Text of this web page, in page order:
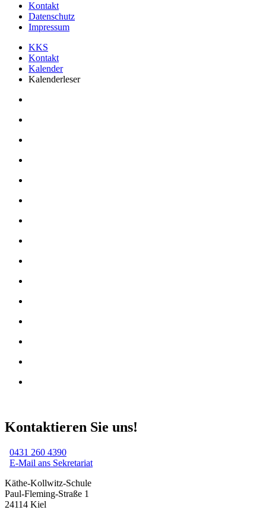
Kontakt
Datenschutz
Impressum
KKS
Kontakt
Kalender
Kalenderleser
Kontaktieren Sie uns!
0431 260 4390
E-Mail ans Sekretariat
Käthe-Kollwitz-Schule
Paul-Fleming-Straße 1
24114 Kiel